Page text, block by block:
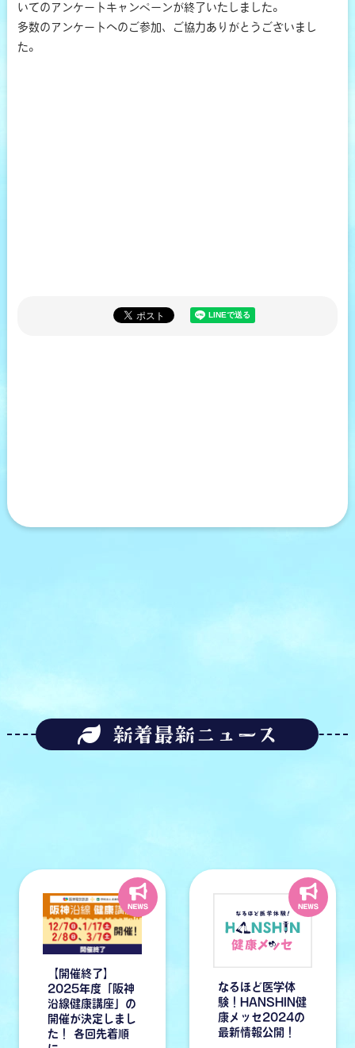
いてのアンケートキャンペーンが終了いたしました。
多数のアンケートへのご参加、ご協力ありがとうございまし
た。
新着最新ニュース
【開催終了】
2025年度「阪神
沿線健康講座」の
開催が決定しまし
た！ 各回先着順
なるほど医学体
験！HANSHIN健
康メッセ2024の
最新情報公開！